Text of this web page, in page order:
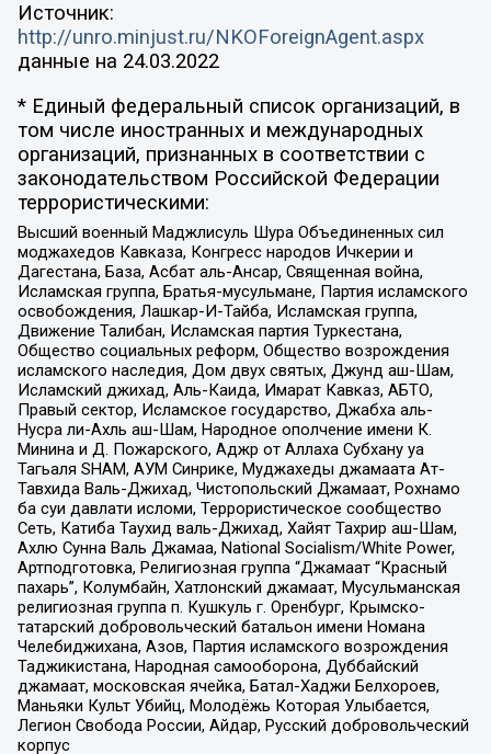
Источник:
http://unro.minjust.ru/NKOForeignAgent.aspx
данные на 24.03.2022
* Единый федеральный список организаций, в
том числе иностранных и международных
организаций, признанных в соответствии с
законодательством Российской Федерации
террористическими:
Высший военный Маджлисуль Шура Объединенных сил
моджахедов Кавказа, Конгресс народов Ичкерии и
Дагестана, База, Асбат аль-Ансар, Священная война,
Исламская группа, Братья-мусульмане, Партия исламского
освобождения, Лашкар-И-Тайба, Исламская группа,
Движение Талибан, Исламская партия Туркестана,
Общество социальных реформ, Общество возрождения
исламского наследия, Дом двух святых, Джунд аш-Шам,
Исламский джихад, Аль-Каида, Имарат Кавказ, АБТО,
Правый сектор, Исламское государство, Джабха аль-
Нусра ли-Ахль аш-Шам, Народное ополчение имени К.
Минина и Д. Пожарского, Аджр от Аллаха Субхану уа
Тагьаля SHAM, АУМ Синрике, Муджахеды джамаата Ат-
Тавхида Валь-Джихад, Чистопольский Джамаат, Рохнамо
ба суи давлати исломи, Террористическое сообщество
Сеть, Катиба Таухид валь-Джихад, Хайят Тахрир аш-Шам,
Ахлю Сунна Валь Джамаа, National Socialism/White Power,
Артподготовка, Религиозная группа “Джамаат “Красный
пахарь”, Колумбайн, Хатлонский джамаат, Мусульманская
религиозная группа п. Кушкуль г. Оренбург, Крымско-
татарский добровольческий батальон имени Номана
Челебиджихана, Азов, Партия исламского возрождения
Таджикистана, Народная самооборона, Дуббайский
джамаат, московская ячейка, Батал-Хаджи Белхороев,
Маньяки Культ Убийц, Молодёжь Которая Улыбается,
Легион Свобода России, Айдар, Русский добровольческий
корпус